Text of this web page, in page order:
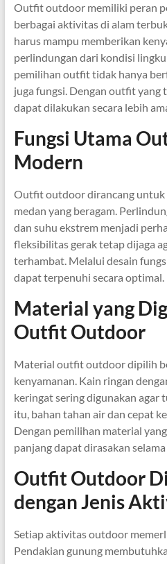
Outfit outdoor memiliki peran
berbagai aktivitas di alam
harus mampu memberikan
perlindungan dari kondisi
pemilihan outfit tidak hanya
juga fungsi. Dengan outfit yang
dapat dilakukan secara lebih
Fungsi Utama
Modern
Outfit outdoor dirancang untuk
medan yang beragam.
dan suhu ekstrem menjadi
fleksibilitas gerak tetap dijaga
terhambat. Melalui desain
dapat terpenuhi secara optimal.
Material yang
Outfit Outdoor
Material outfit outdoor dipilih
kenyamanan. Kain ringan
keringat sering digunakan agar
itu, bahan tahan air dan cepat
Dengan pemilihan material
panjang dapat dirasakan
Outfit Outdoor
dengan Jenis
Setiap aktivitas outdoor
Pendakian gunung